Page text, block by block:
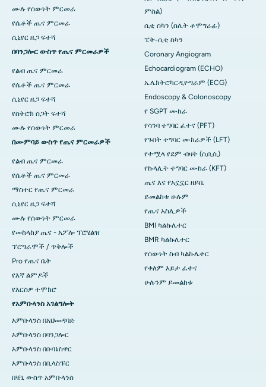
ሙሉ የሰውነት ምርመራ
የሴቶች ጤና ምርመራ
ሲኒየር ዜጋ ፍተሻ
በባንጋሎር ውስጥ የጤና ምርመራዎች
የልብ ጤና ምርመራ
የሴቶች ጤና ምርመራ
ሲኒየር ዜጋ ፍተሻ
የስትሮክ ስጋት ፍተሻ
ሙሉ የሰውነት ምርመራ
በሙምባይ ውስጥ የጤና ምርመራዎች
የልብ ጤና ምርመራ
የሴቶች ጤና ምርመራ
ማስተር የጤና ምርመራ
ሲኒየር ዜጋ ፍተሻ
ሙሉ የሰውነት ምርመራ
የመከላከያ ጤና - አፖሎ ፕሮሄልዝ
ፕሮግራሞች / ጥቅሎች
Pro የጤና ቤት
የእኛ ልምዶች
የእርስዎ ተሞክሮ
የአምቡላንስ አገልግሎት
አምቡላንስ በአህመዳባድ
አምቡላንስ በባንጋሎር
አምቡላንስ በቡባኔስዋር
አምቡላንስ በቢላስፑር
በቼኒ ውስጥ አምቡላንስ
ምስል)
ሲቲ ስካን (ስሌት ቶሞግራፊ)
ፔት-ሲቲ ስካን
Coronary Angiogram
Echocardiogram (ECHO)
ኤሌክትሮካርዲዮግራም (ECG)
Endoscopy & Colonoscopy
የ SGPT ሙከራ
የሳንባ ተግባር ፈተና (PFT)
የጉበት ተግባር ሙከራዎች (LFT)
የተሟላ የደም ብዛት (ሲቢሲ)
የኩላሊት ተግባር ሙከራ (KFT)
ጤና እና የአኗኗር ዘይቤ
ይመልከቱ ሁሉም
የጤና አስሊዎች
BMI ካልኩሌተር
BMR ካልኩሌተር
የሰውነት ስብ ካልኩሌተር
የቀለም እይታ ፈተና
ሁሉንም ይመልከቱ